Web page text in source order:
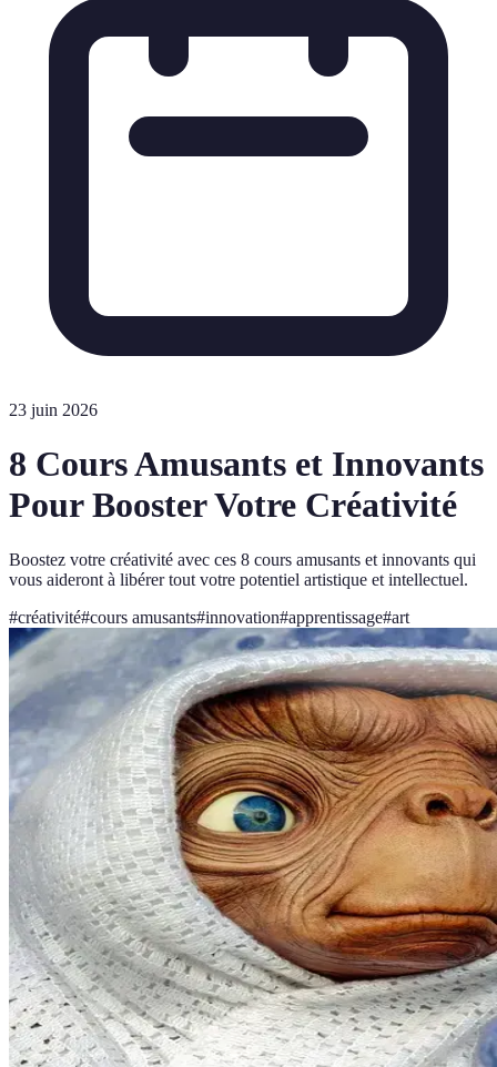
23 juin 2026
8 Cours Amusants et Innovants
Pour Booster Votre Créativité
Boostez votre créativité avec ces 8 cours amusants et innovants qui
vous aideront à libérer tout votre potentiel artistique et intellectuel.
#créativité#cours amusants#innovation#apprentissage#art